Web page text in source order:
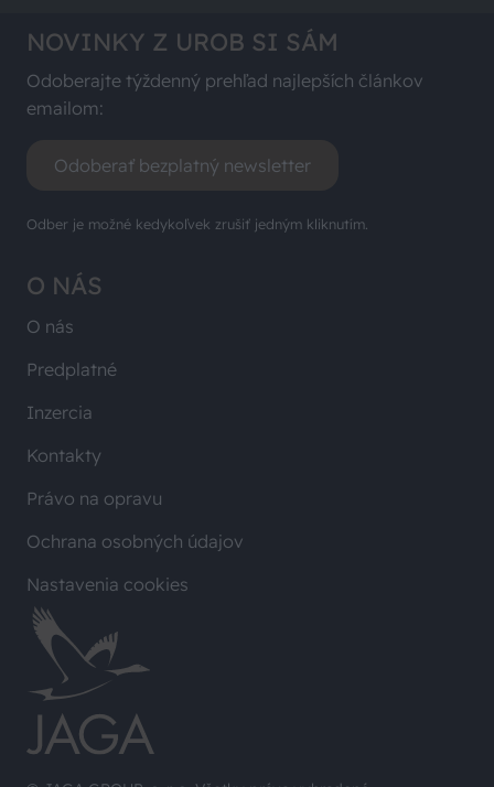
O NÁS
O nás
Predplatné
Inzercia
Kontakty
Právo na opravu
Ochrana osobných údajov
Nastavenia cookies
NOVINKY Z UROB SI SÁM
Odoberajte týždenný prehľad najlepších článkov
emailom:
Odoberať bezplatný newsletter
Odber je možné kedykoľvek zrušiť jedným kliknutím.